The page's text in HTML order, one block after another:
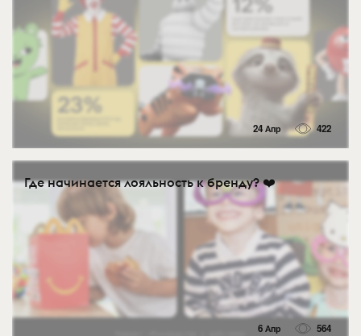
24 Апр 422
Где начинается лояльность к бренду? ❤️
6 Апр 564